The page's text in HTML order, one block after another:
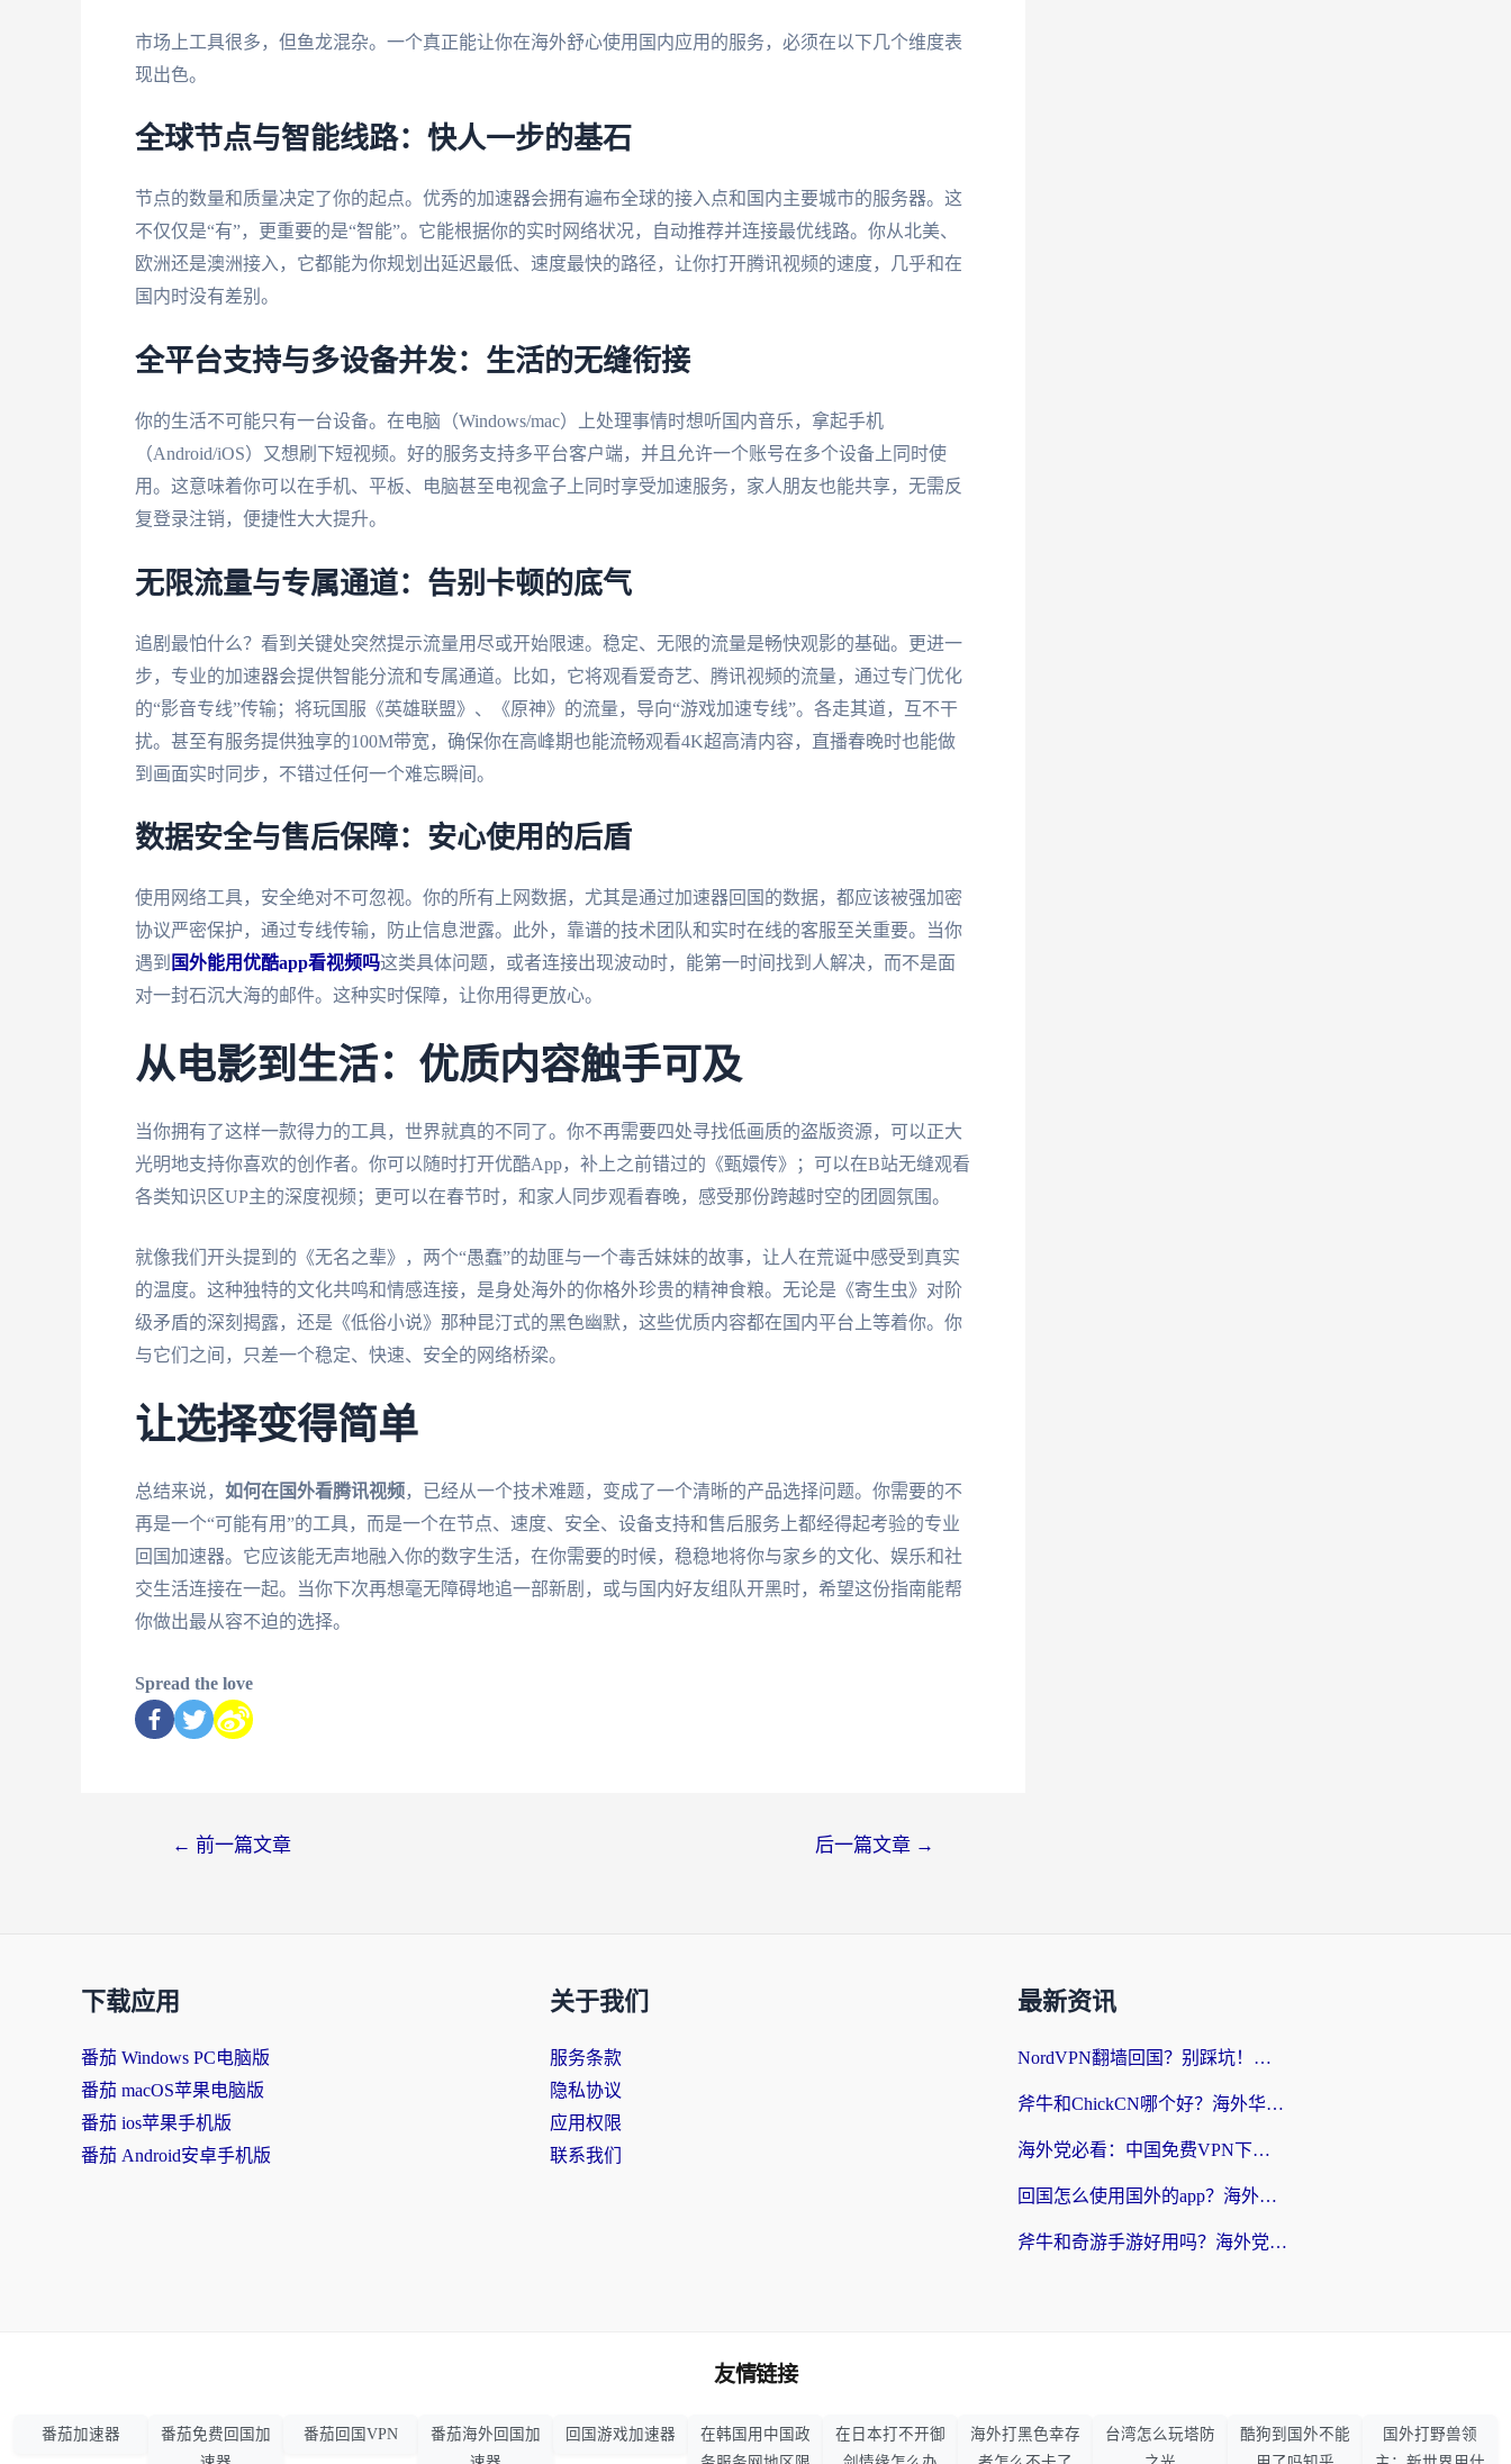
市场上工具很多，但鱼龙混杂。一个真正能让你在海外舒心使用国内应用的服务，必须在以下几个维度表
现出色。
全球节点与智能线路：快人一步的基石
节点的数量和质量决定了你的起点。优秀的加速器会拥有遍布全球的接入点和国内主要城市的服务器。这
不仅仅是“有”，更重要的是“智能”。它能根据你的实时网络状况，自动推荐并连接最优线路。你从北美、
欧洲还是澳洲接入，它都能为你规划出延迟最低、速度最快的路径，让你打开腾讯视频的速度，几乎和在
国内时没有差别。
全平台支持与多设备并发：生活的无缝衔接
你的生活不可能只有一台设备。在电脑（Windows/mac）上处理事情时想听国内音乐，拿起手机
（Android/iOS）又想刷下短视频。好的服务支持多平台客户端，并且允许一个账号在多个设备上同时使
用。这意味着你可以在手机、平板、电脑甚至电视盒子上同时享受加速服务，家人朋友也能共享，无需反
复登录注销，便捷性大大提升。
无限流量与专属通道：告别卡顿的底气
追剧最怕什么？看到关键处突然提示流量用尽或开始限速。稳定、无限的流量是畅快观影的基础。更进一
步，专业的加速器会提供智能分流和专属通道。比如，它将观看爱奇艺、腾讯视频的流量，通过专门优化
的“影音专线”传输；将玩国服《英雄联盟》、《原神》的流量，导向“游戏加速专线”。各走其道，互不干
扰。甚至有服务提供独享的100M带宽，确保你在高峰期也能流畅观看4K超高清内容，直播春晚时也能做
到画面实时同步，不错过任何一个难忘瞬间。
数据安全与售后保障：安心使用的后盾
使用网络工具，安全绝对不可忽视。你的所有上网数据，尤其是通过加速器回国的数据，都应该被强加密
协议严密保护，通过专线传输，防止信息泄露。此外，靠谱的技术团队和实时在线的客服至关重要。当你
遇到 国外能用优酷app看视频吗这类具体问题，或者连接出现波动时，能第一时间找到人解决，而不是面
对一封石沉大海的邮件。这种实时保障，让你用得更放心。
从电影到生活：优质内容触手可及
当你拥有了这样一款得力的工具，世界就真的不同了。你不再需要四处寻找低画质的盗版资源，可以正大
光明地支持你喜欢的创作者。你可以随时打开优酷App，补上之前错过的《甄嬛传》；可以在B站无缝观看
各类知识区UP主的深度视频；更可以在春节时，和家人同步观看春晚，感受那份跨越时空的团圆氛围。
就像我们开头提到的《无名之辈》，两个“愚蠢”的劫匪与一个毒舌妹妹的故事，让人在荒诞中感受到真实
的温度。这种独特的文化共鸣和情感连接，是身处海外的你格外珍贵的精神食粮。无论是《寄生虫》对阶
级矛盾的深刻揭露，还是《低俗小说》那种昆汀式的黑色幽默，这些优质内容都在国内平台上等着你。你
与它们之间，只差一个稳定、快速、安全的网络桥梁。
让选择变得简单
总结来说， 如何在国外看腾讯视频，已经从一个技术难题，变成了一个清晰的产品选择问题。你需要的不
再是一个“可能有用”的工具，而是一个在节点、速度、安全、设备支持和售后服务上都经得起考验的专业
回国加速器。它应该能无声地融入你的数字生活，在你需要的时候，稳稳地将你与家乡的文化、娱乐和社
交生活连接在一起。当你下次再想毫无障碍地追一部新剧，或与国内好友组队开黑时，希望这份指南能帮
你做出最从容不迫的选择。
Spread the love
← 前一篇文章 后一篇文章 →
下载应用
番茄 Windows PC电脑版
番茄 macOS苹果电脑版
番茄 ios苹果手机版
番茄 Android安卓手机版
关于我们
服务条款
隐私协议
应用权限
联系我们
最新资讯
NordVPN翻墙回国？别踩坑！海外党无缝访问国内资源的真实指南
斧牛和ChickCN哪个好？海外华人亲测3款回国加速器+免费试用攻略
海外党必看：中国免费VPN下载避坑指南 + 无缝访问国内资源的终极方案
回国怎么使用国外的app？海外党必看的无缝访问国内资源全攻略
斧牛和奇游手游好用吗？海外党亲测3款回国加速器，选对才能无缝刷国内资源
友情链接
番茄加速器
番茄免费回国加
番茄回国VPN
番茄海外回国加
回国游戏加速器
在韩国用中国政
在日本打不开御
海外打黑色幸存
台湾怎么玩塔防
酷狗到国外不能
国外打野兽领